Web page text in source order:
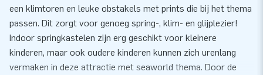
een klimtoren en leuke obstakels met prints die bij het thema
passen. Dit zorgt voor genoeg spring-, klim- en glijplezier!
Indoor springkastelen zijn erg geschikt voor kleinere
kinderen, maar ook oudere kinderen kunnen zich urenlang
vermaken in deze attractie met seaworld thema. Door de